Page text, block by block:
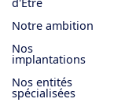
Notre ambition
Nos
implantations
Nos entités
spécialisées